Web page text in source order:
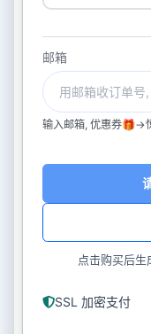
邮箱
输入邮箱, 优惠券🎁->
点击购买后生
SSL 加密支付